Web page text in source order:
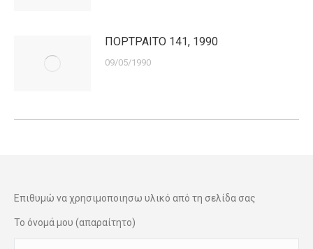
ΠΟΡΤΡΑΙΤΟ 141, 1990
09/05/1990
Επιθυμώ να χρησιμοποιησω υλικό από τη σελίδα σας
Το όνομά μου (απαραίτητο)